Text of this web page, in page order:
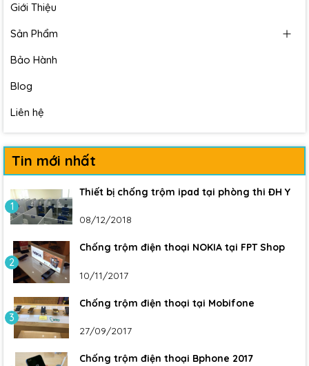
Giới Thiệu
Sản Phẩm
Bảo Hành
Blog
Liên hệ
Tin mới nhất
1
Thiết bị chống trộm ipad tại phòng thi ĐH Y
08/12/2018
2
Chống trộm điện thoại NOKIA tại FPT Shop
10/11/2017
3
Chống trộm điện thoại tại Mobifone
27/09/2017
Chống trộm điện thoại Bphone 2017